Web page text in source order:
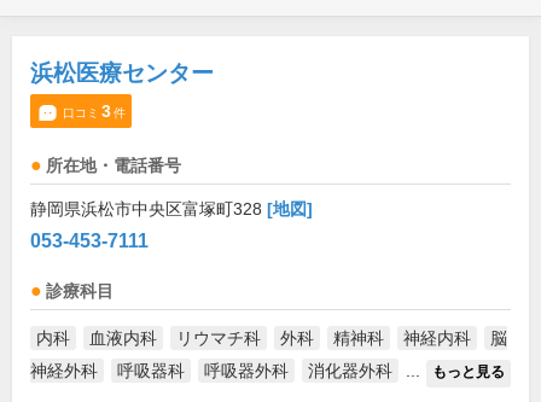
浜松医療センター
口コミ 3件
所在地・電話番号
静岡県浜松市中央区富塚町328 [地図]
053-453-7111
診療科目
内科 血液内科 リウマチ科 外科 精神科 神経内科
脳
神経外科
呼吸器科 呼吸器外科 消化器外科 もっと見る